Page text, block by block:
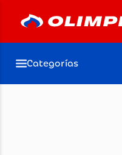
Categorías